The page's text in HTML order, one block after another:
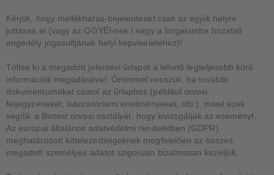
Kérjük, hogy mellékhatás-bejelentését csak az egyik helyre
juttassa el (vagy az OGYÉI-nek / vagy a forgalomba hozatali
engedély jogosultjának helyi képviseletéhez)!
Töltse ki a megadott jelentési űrlapot a lehető legteljesebb körű
információk megadásával. Örömmel vesszük, ha további
dokumentumokat csatol az űrlaphoz (például orvosi
feljegyzéseket, laboratóriumi eredményeket, stb.), mivel ezek
segítik a Biotest orvosi osztályát, hogy kivizsgálják az eseményt.
Az európai általános adatvédelmi rendeletben (GDPR)
meghatározott kötelezettségeknek megfelelően az összes
megadott személyes adatot szigorúan bizalmasan kezeljük.